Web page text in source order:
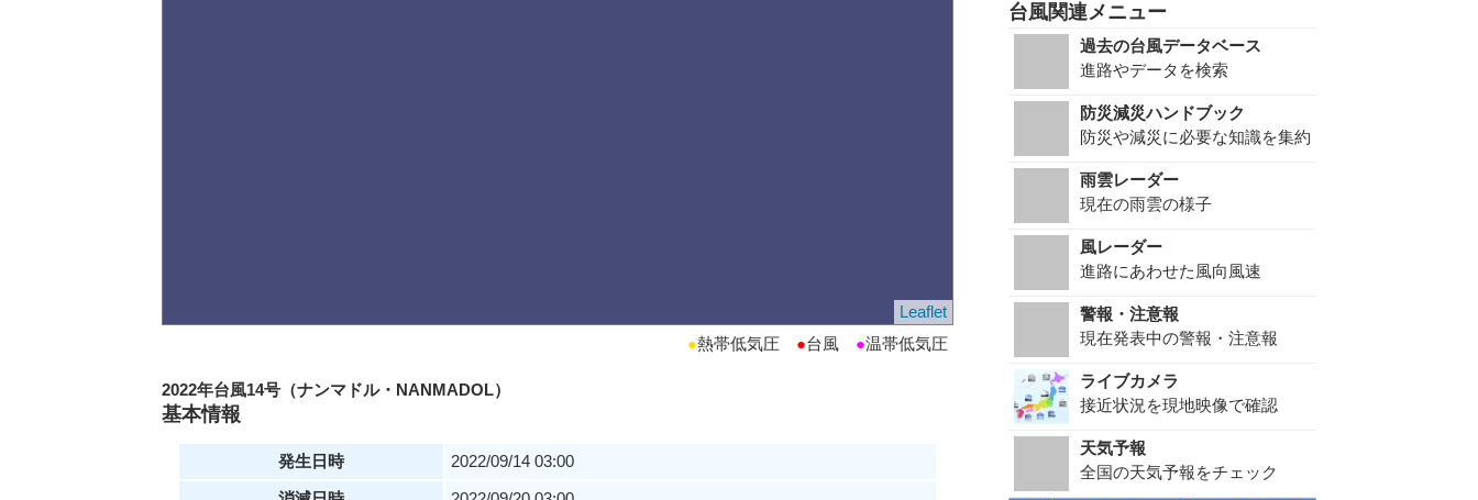
Leaflet
●熱帯低気圧 ●台風 ●温帯低気圧
2022年台風14号（ナンマドル・NANMADOL）
基本情報
発生日時
2022/09/14 03:00
台風関連メニュー
過去の台風データベース
進路やデータを検索
防災減災ハンドブック
防災や減災に必要な知識を集約
雨雲レーダー
現在の雨雲の様子
風レーダー
進路にあわせた風向風速
警報・注意報
現在発表中の警報・注意報
ライブカメラ
接近状況を現地映像で確認
天気予報
全国の天気予報をチェック